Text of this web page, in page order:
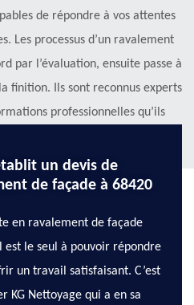
de répondre à vos attentes
Les processus d’un ravalement
par l’évaluation, ensuite passe à
finition. Ils sont reconnus experts
professionnelles qu’ils
un devis de
de façade à 68420
en ravalement de façade
est le seul à pouvoir répondre
un travail satisfaisant. C’est
KG Nettoyage qui a en sa